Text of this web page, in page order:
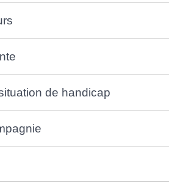
de handicap